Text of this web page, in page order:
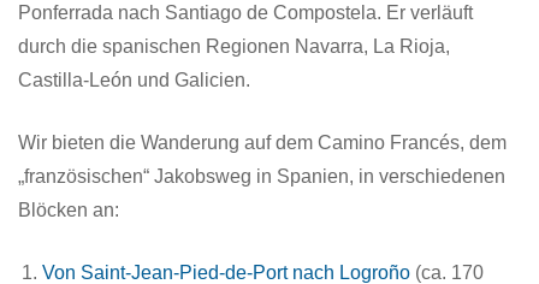
Ponferrada nach Santiago de Compostela. Er verläuft
durch die spanischen Regionen Navarra, La Rioja,
Castilla-León und Galicien.
Wir bieten die Wanderung auf dem Camino Francés, dem
„französischen“ Jakobsweg in Spanien, in verschiedenen
Blöcken an:
Von Saint-Jean-Pied-de-Port nach Logroño (ca. 170